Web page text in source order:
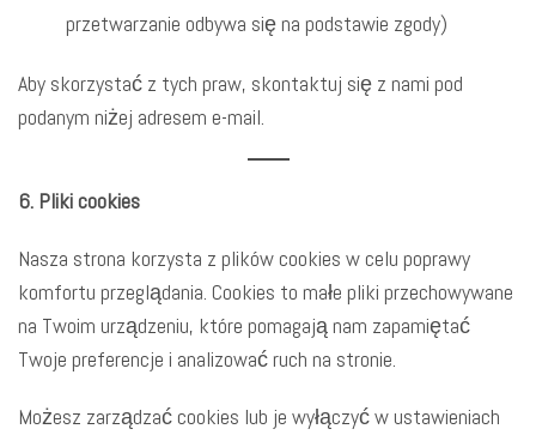
przetwarzanie odbywa się na podstawie zgody)
Aby skorzystać z tych praw, skontaktuj się z nami pod
podanym niżej adresem e-mail.
6. Pliki cookies
Nasza strona korzysta z plików cookies w celu poprawy
komfortu przeglądania. Cookies to małe pliki przechowywane
na Twoim urządzeniu, które pomagają nam zapamiętać
Twoje preferencje i analizować ruch na stronie.
Możesz zarządzać cookies lub je wyłączyć w ustawieniach